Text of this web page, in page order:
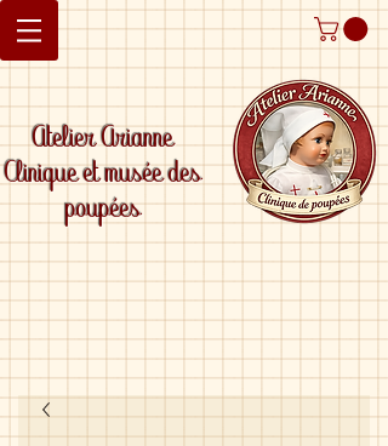
Atelier Arianne
Clinique et musée des
poupées